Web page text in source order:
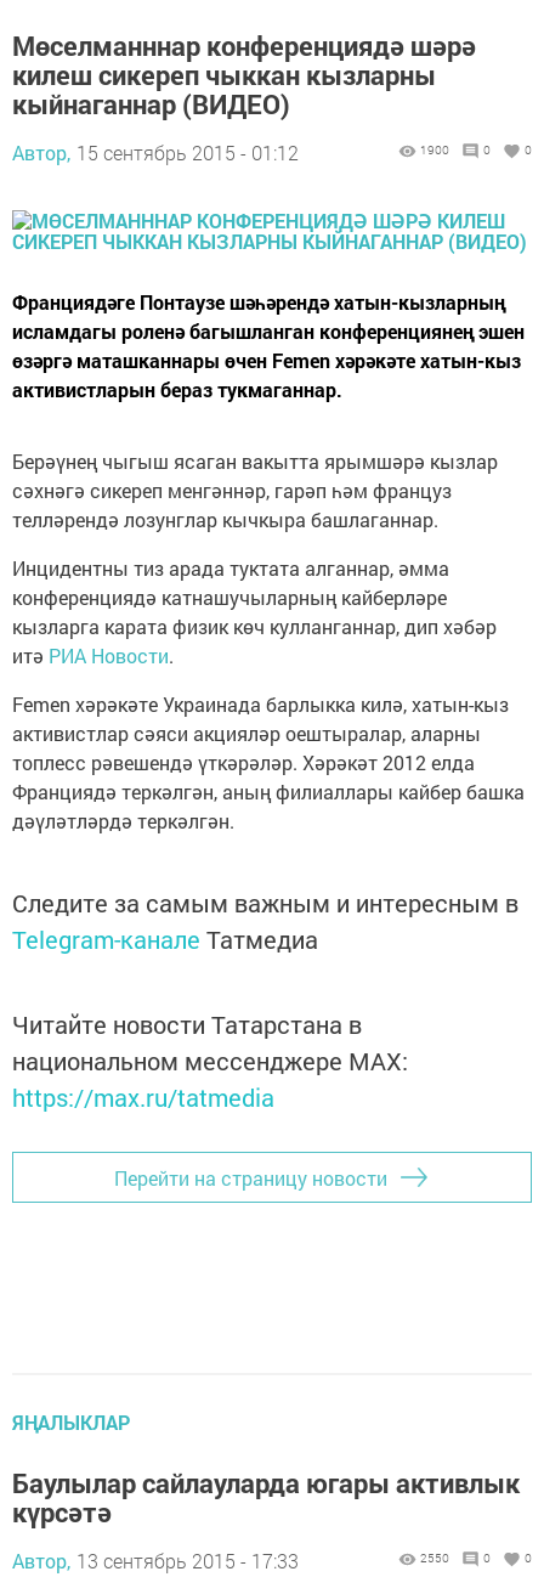
Мөселманннар конференциядә шәрә
килеш сикереп чыккан кызларны
кыйнаганнар (ВИДЕО)
Автор, 15 сентябрь 2015 - 01:12 1900 0 0
Франциядәге Понтаузе шәһәрендә хатын-кызларның
исламдагы роленә багышланган конференциянең эшен
өзәргә маташканнары өчен Femen хәрәкәте хатын-кыз
активистларын бераз тукмаганнар.
Берәүнең чыгыш ясаган вакытта ярымшәрә кызлар
сәхнәгә сикереп менгәннәр, гарәп һәм француз
телләрендә лозунглар кычкыра башлаганнар.
Инцидентны тиз арада туктата алганнар, әмма
конференциядә катнашучыларның кайберләре
кызларга карата физик көч кулланганнар, дип хәбәр
итә РИА Новости.
Femen хәрәкәте Украинада барлыкка килә, хатын-кыз
активистлар сәяси акцияләр оештыралар, аларны
топлесс рәвешендә үткәрәләр. Хәрәкәт 2012 елда
Франциядә теркәлгән, аның филиаллары кайбер башка
дәүләтләрдә теркәлгән.
Следите за самым важным и интересным в
Telegram-канале Татмедиа
Читайте новости Татарстана в
национальном мессенджере MАХ:
https://max.ru/tatmedia
Перейти на страницу новости
ЯҢАЛЫКЛАР
Баулылар сайлауларда югары активлык
күрсәтә
Автор, 13 сентябрь 2015 - 17:33 2550 0 0